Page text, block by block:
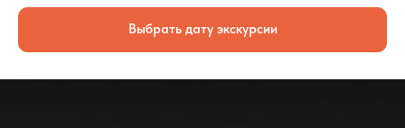
Выбрать дату экскурсии